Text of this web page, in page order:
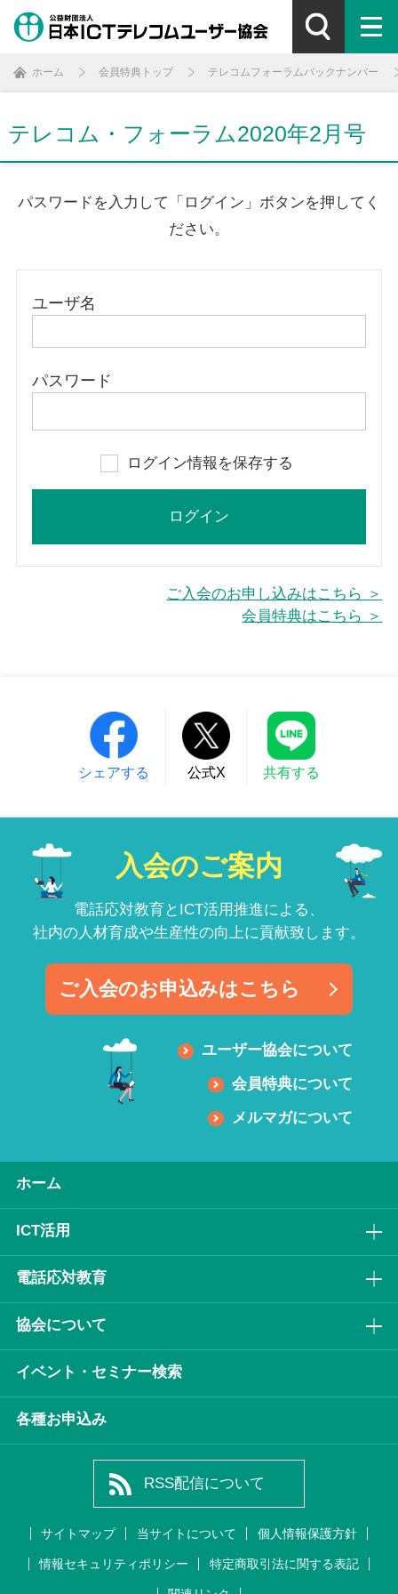
ホーム 会員特典トップ テレコムフォーラムバックナンバー
テレコム・フォーラム2020年2月号
パスワードを入力して「ログイン」ボタンを押してく
ださい。
ユーザ名
パスワード
ログイン情報を保存する
ご入会のお申し込みはこちら ＞
会員特典はこちら ＞
シェアする 公式X 共有する
入会のご案内
電話応対教育とICT活用推進による、
社内の人材育成や生産性の向上に貢献致します。
ご入会のお申込みはこちら
ユーザー協会について
会員特典について
メルマガについて
ホーム
ICT活⽤
電話応対教育
協会について
イベント・セミナー検索
各種お申込み
RSS配信について
サイトマップ 当サイトについて 個人情報保護方針
情報セキュリティポリシー 特定商取引法に関する表記